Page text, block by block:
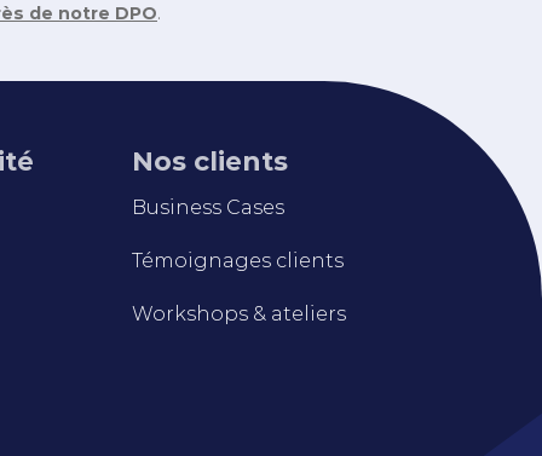
de notre DPO.
Nos clients
Business Cases
Témoignages clients
Workshops & ateliers